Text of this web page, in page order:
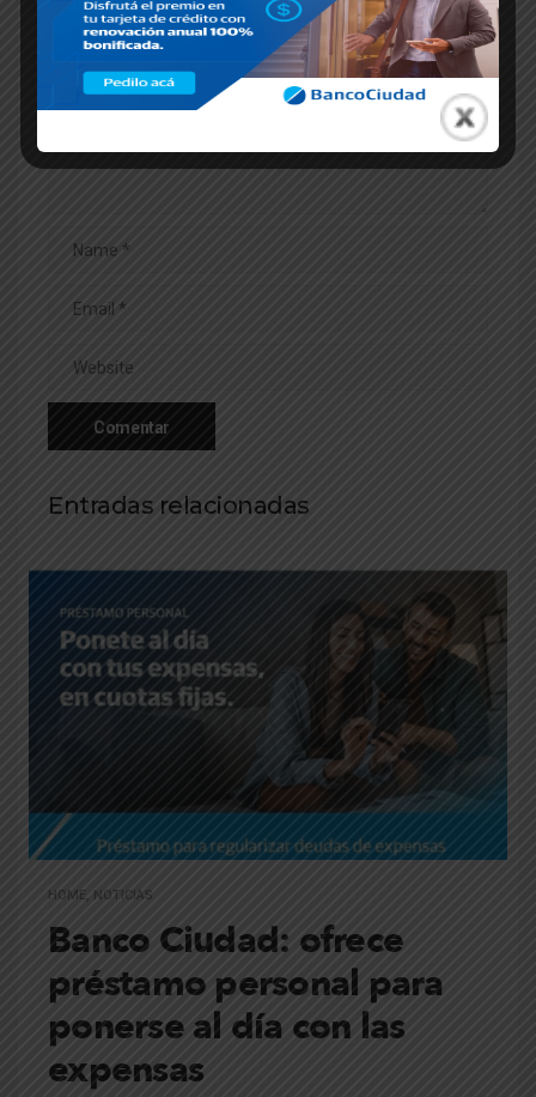
Entradas relacionadas
HOME, NOTICIAS
Banco Ciudad: ofrece
préstamo personal para
ponerse al día con las
expensas